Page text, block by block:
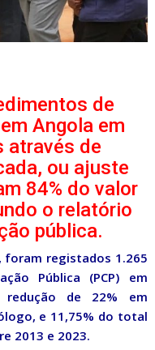
de
Angola em
através de
ou ajuste
84% do valor
o relatório
pública.
registados 1.265
Pública (PCP) em
de 22% em
e 11,75% do total
2013 e 2023.